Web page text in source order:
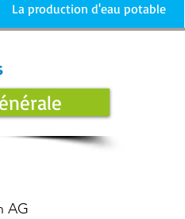
La production d'eau potable
AG